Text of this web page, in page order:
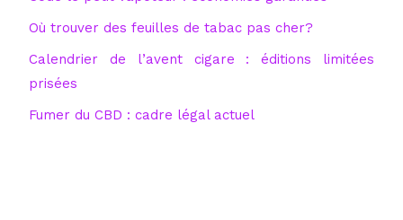
Où trouver des feuilles de tabac pas cher?
Calendrier de l’avent cigare : éditions limitées
prisées
Fumer du CBD : cadre légal actuel